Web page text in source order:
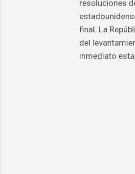
resoluciones
final. La
del
inmediato